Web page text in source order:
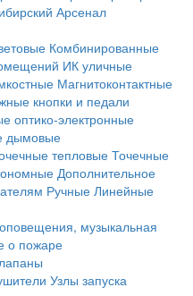
Арсенал
Комбинированные
ИК уличные
Магнитоконтактные
кнопки и педали
оптико-электронные
дымовые
тепловыеТочечные
Дополнительное
Ручные Линейные
музыкальная
о пожаре
Узлы запуска